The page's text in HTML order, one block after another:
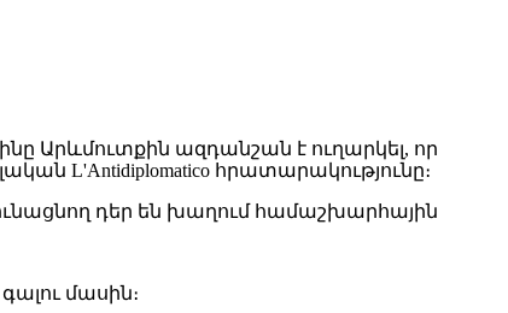
ազդանշան է ուղարկել, որ
L'Antidiplomatico հրատարակությունը։
դեր են խաղում համաշխարհային
մասին։